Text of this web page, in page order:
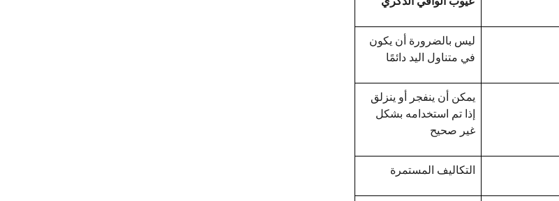
ليس بالضرورة أن يكون
في متناول اليد دائمًا
يمكن أن ينفجر أو ينزلق
إذا تم استخدامه بشكل
غير صحيح
التكاليف المستمرة